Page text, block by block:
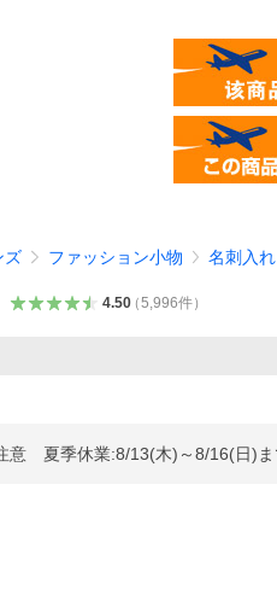
ズ ファッション小物 名刺入
4.50（5,996件）
意 夏季休業:8/13(木)～8/16(日)